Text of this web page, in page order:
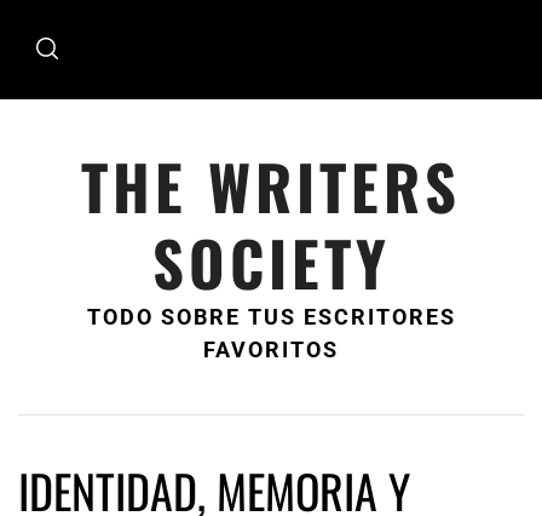
THE WRITERS
SOCIETY
TODO SOBRE TUS ESCRITORES
FAVORITOS
IDENTIDAD, MEMORIA Y